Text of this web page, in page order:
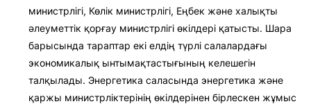
министрлігі, Көлік министрлігі, Еңбек және халықты
әлеуметтік қорғау министрлігі өкілдері қатысты. Шара
барысында тараптар екі елдің түрлі салалардағы
экономикалық ынтымақтастығының келешегін
талқылады. Энергетика саласында энергетика және
қаржы министрліктерінің өкілдерінен бірлескен жұмыс